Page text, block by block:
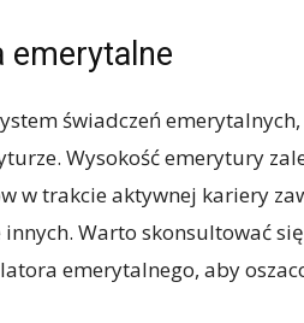
emerytalne
świadczeń
Wysokość emerytury
w trakcie aktywnej kariery
Warto skonsultować
emerytalnego, aby